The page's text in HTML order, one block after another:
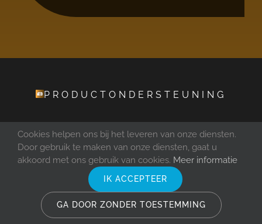
PRODUCTONDERSTEUNING
Systeemvereisten
U hebt een geldig e-mailadres en een
internetverbinding nodig om de software te
activeren.
Cookies helpen ons bij het leveren van onze diensten.
Door gebruik te maken van onze diensten, gaat u
akkoord met ons gebruik van cookies. Meer informatie
IK ACCEPTEER
GA DOOR ZONDER TOESTEMMING